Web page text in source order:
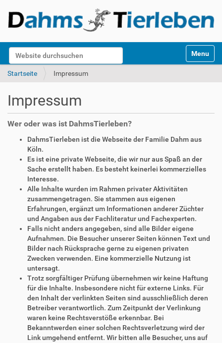
Website durchsuchen
k
Toggle
Startseite Impressum
Impressum
Wer oder was ist DahmsTierleben?
DahmsTierleben ist die Webseite der Familie Dahm aus
Köln.
Es ist eine private Webseite, die wir nur aus Spaß an der
Sache erstellt haben. Es besteht keinerlei kommerzielles
Interesse.
Alle Inhalte wurden im Rahmen privater Aktivitäten
zusammengetragen. Sie stammen aus eigenen
Erfahrungen, ergänzt um Informationen anderer Züchter
und Angaben aus der Fachliteratur und Fachexperten.
Falls nicht anders angegeben, sind alle Bilder eigene
Aufnahmen. Die Besucher unserer Seiten können Text und
Bilder nach Rücksprache gerne zu eigenen privaten
Zwecken verwenden. Eine kommerzielle Nutzung ist
untersagt.
Trotz sorgfältiger Prüfung übernehmen wir keine Haftung
für die Inhalte. Insbesondere nicht für externe Links. Für
den Inhalt der verlinkten Seiten sind ausschließlich deren
Betreiber verantwortlich. Zum Zeitpunkt der Verlinkung
waren keine Rechtsverstöße erkennbar. Bei
Bekanntwerden einer solchen Rechtsverletzung wird der
Link umgehend entfernt. Wir bitten alle Besucher, uns auf